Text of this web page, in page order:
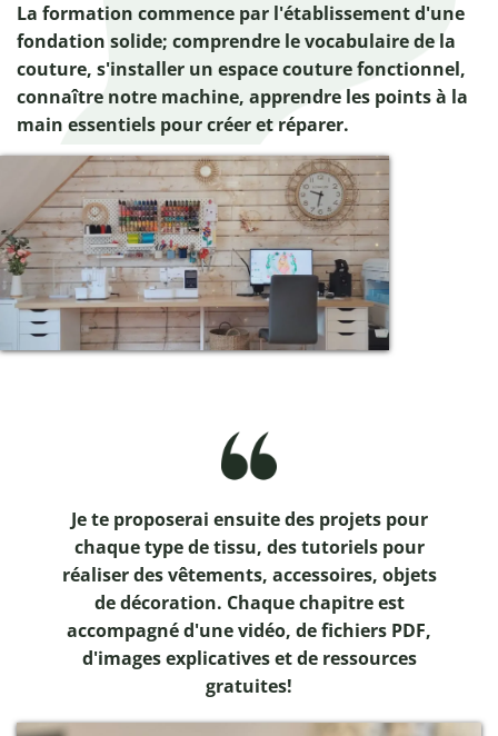
La formation commence par l'établissement d'une
fondation solide; comprendre le vocabulaire de la
couture, s'installer un espace couture fonctionnel,
connaître notre machine, apprendre les points à la
main essentiels pour créer et réparer.
Je te proposerai ensuite des projets pour
chaque type de tissu, des tutoriels pour
réaliser des vêtements, accessoires, objets
de décoration. Chaque chapitre est
accompagné d'une vidéo, de fichiers PDF,
d'images explicatives et de ressources
gratuites!